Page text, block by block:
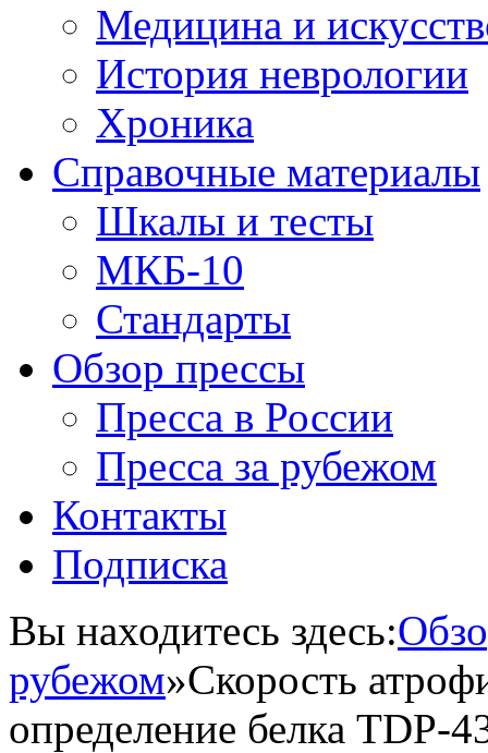
Медицина и
История неврологии
Хроника
Справочные материалы
Шкалы и тесты
МКБ-10
Стандарты
Обзор прессы
Пресса в России
Пресса за рубежом
Контакты
Подписка
Вы находитесь здесь:
рубежом»Скорость
определение белка TDP-